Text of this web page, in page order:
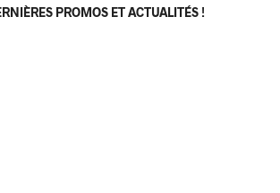
PROMOS ET ACTUALITÉS !